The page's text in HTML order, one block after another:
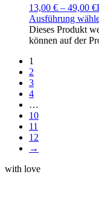
13,00 € – 49,00 €
Ausführung
Dieses Produkt
können auf der
1
2
3
4
…
10
11
12
→
with love